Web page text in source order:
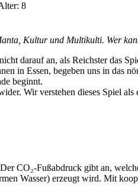
8
Kultur und Multikulti. Wer
darauf an, als Reichster das
in Essen, begeben uns in das
beginnt.
Wir verstehen dieses Spiel als
CO₂-Fußabdruck gibt an,
Wasser) erzeugt wird. Mit